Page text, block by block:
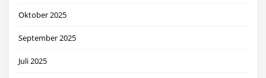
Oktober 2025
September 2025
Juli 2025